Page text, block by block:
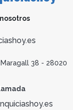
38 - 28020